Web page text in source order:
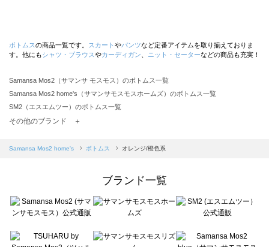
ボトムスの商品一覧です。 スカート やパンツなど定番アイテムを取り揃えておりま
す。他にもシャツ・ブラウスやカーディガン ニット・セーターなどの商品も充実！
Samansa Mos2（サマンサ モスモス）のボトムス一覧
Samansa Mos2 home's（サマンサモスモスホームズ）のボトムス一覧
SM2（エスエムツー）のボトムス一覧
TSUHARU by Samansa Mos2（ツハルバイサマンサモスモス）のボトムス一覧
Samansa Mos2 blue（サマンサモスモス ブルー）のボトムス一覧
sō4ū（ソウフォーユー）のボトムス一覧
Te chichi（テチチ）のボトムス一覧
Te chichi CLASSIC（テチチ クラシック）のボトムス一覧
Lugnoncure（ルノンキュール）のボトムス一覧
その他のブランド ＋
Samansa Mos2 home's ボトムス オレンジ/橙色系
ブランド一覧